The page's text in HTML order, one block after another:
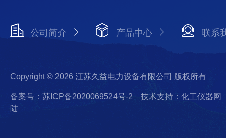
公司简介 产品中心 联系
Copyright © 2026 江苏久益电力设备有限公司 版权所有
备案号：苏ICP备2020069524号-2
技术支持：化工仪器网
陆